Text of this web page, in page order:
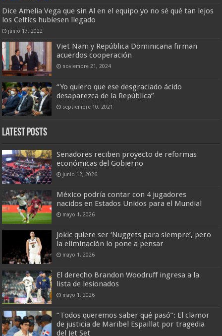
Dice Amelia Vega que sin Al en el equipo yo no sé qué tan lejos
los Celtics hubiesen llegado
junio 17, 2022
Viet Nam y República Dominicana firman
acuerdos cooperación
noviembre 21, 2024
“Yo quiero que ese desgraciado ácido
desaparezca de la República”
septiembre 10, 2021
Latest Posts
Senadores reciben proyecto de reformas
económicas del Gobierno
junio 12, 2026
México podría contar con 4 jugadores
nacidos en Estados Unidos para el Mundial
mayo 1, 2026
Jokic quiere ser ‘Nuggets para siempre’, pero
la eliminación lo pone a pensar
mayo 1, 2026
El derecho Brandon Woodruff ingresa a la
lista de lesionados
mayo 1, 2026
“Todos queremos saber qué pasó”: El clamor
de justicia de Maribel Espaillat por tragedia
del Jet Set